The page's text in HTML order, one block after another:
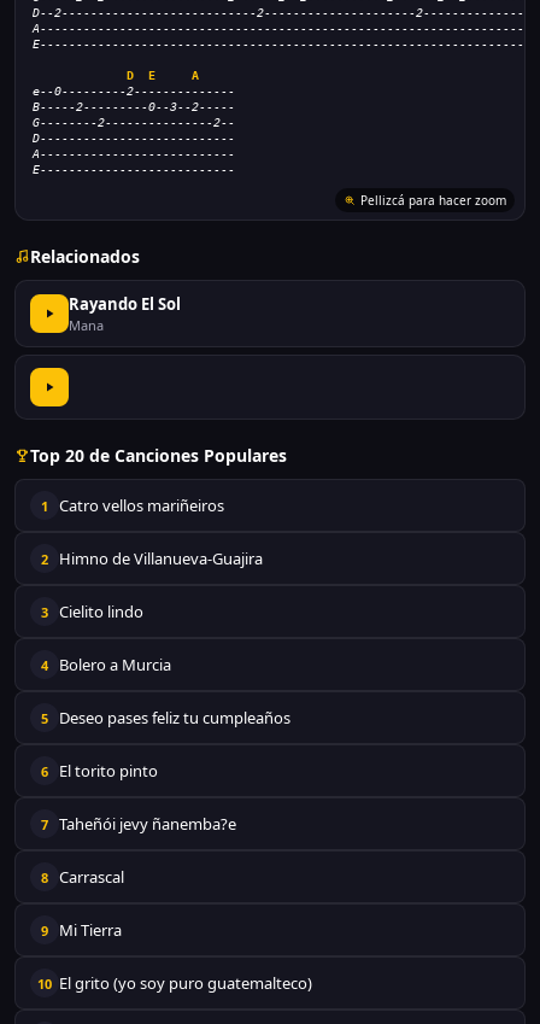
D--2---------------------------2---------------------2----------------
A---------------------------------------------------------------------
E---------------------------------------------------------------------
D E
A
e--0---------2--------------
B-----2---------0--3--2-----
G--------2---------------2--
D---------------------------
A---------------------------
E---------------------------
Pellizcá para hacer zoom
Relacionados
Rayando El Sol
Mana
Top 20 de Canciones Populares
1 Catro vellos mariñeiros
2 Himno de Villanueva-Guajira
3 Cielito lindo
4 Bolero a Murcia
5 Deseo pases feliz tu cumpleaños
6 El torito pinto
7 Taheñói jevy ñanemba?e
8 Carrascal
9 Mi Tierra
10 El grito (yo soy puro guatemalteco)